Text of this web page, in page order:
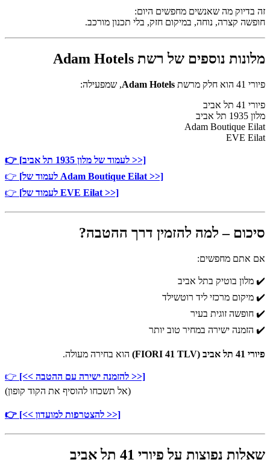
זה בדיוק מה שאנשים מחפשים היום:
חופשה קצרה, נוחה, במיקום חזק, בלי תכנון מורכב.
מלונות נוספים של רשת Adam Hotels
פיורי 41 הוא חלק מרשת Adam Hotels, שמפעילה:
פיורי 41 תל אביב
מלון 1935 תל אביב
Adam Boutique Eilat
EVE Eilat
👉 [לעמוד של מלון 1935 תל אביב >>]
👉
[לעמוד של Adam Boutique Eilat >>]
👉
[לעמוד של EVE Eilat >>]
סיכום – למה להזמין דרך ההטבה?
אם אתם מחפשים:
✔️ מלון בוטיק בתל אביב
✔️ מיקום מרכזי ליד רוטשילד
✔️ חופשה זוגית בעיר
✔️ הזמנה ישירה במחיר טוב יותר
פיורי 41 תל אביב (FIORI 41 TLV) הוא בחירה מעולה.
👉
[<< להזמנה ישירה עם ההטבה >>]
(אל תשכחו להוסיף את הקוד קופון)
👉 [<< להצטרפות למועדון >>]
שאלות נפוצות על פיורי 41 תל אביב